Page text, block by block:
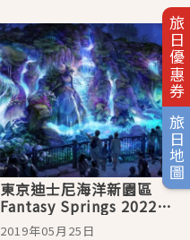
旅日優惠券
旅日地圖
東京迪士尼海洋新園區
Fantasy Springs 2022即
將與大家相見
2019年05月25日